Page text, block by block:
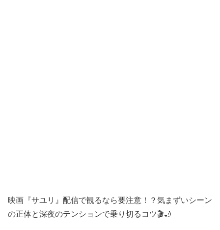
映画『サユリ』配信で観るなら要注意！？気まずいシーン
の正体と深夜のテンションで乗り切るコツ🎬🌙